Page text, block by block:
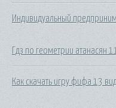
Индивидуальный
Гдз по геометрии атанасян
Как скачать игру фифа 13